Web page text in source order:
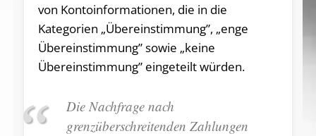
von Kontoinformationen, die in die
Kategorien „Übereinstimmung”, „enge
Übereinstimmung” sowie „keine
Übereinstimmung” eingeteilt würden.
Die Nachfrage nach
grenzüberschreitenden Zahlungen